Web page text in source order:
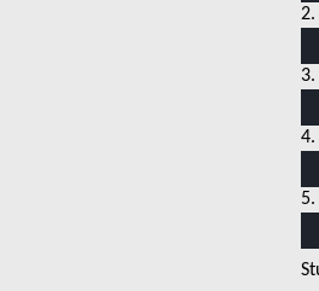
2.
4.